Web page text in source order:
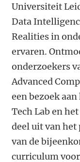
Universiteit
Data
Realities in
ervaren.
onderzoekers
Advanced
een bezoek
Tech Lab en
deel uit van
van de
curriculum